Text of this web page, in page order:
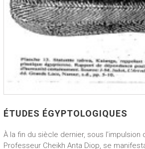
ÉTUDES ÉGYPTOLOGIQUES
À la fin du siècle dernier, sous l’impulsion
Professeur Cheikh Anta Diop, se